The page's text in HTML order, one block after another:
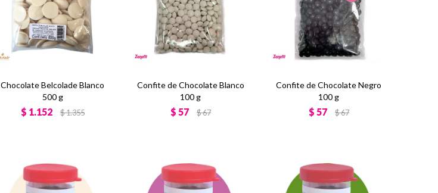
Chocolate Belcolade Blanco
500 g
$ 1.152 $1.355
Confite de Chocolate Blanco
100 g
$ 57 $67
Confite de Chocolate Negro
100 g
$ 57 $67